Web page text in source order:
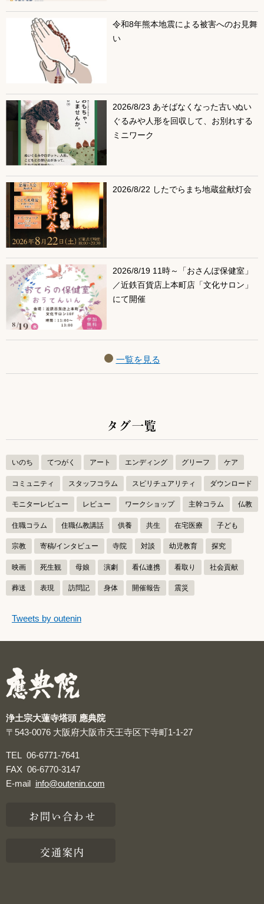
令和8年熊本地震による被害へのお見舞
い
2026/8/23 あそばなくなった古いぬい
ぐるみや人形を回収して、お別れする
ミニワーク
2026/8/22 したでらまち地蔵盆献灯会
2026/8/19 11時～「おさんぽ保健室」
／近鉄百貨店上本町店「文化サロン」
にて開催
一覧を見る
タグ一覧
いのち てつがく アート エンディング グリーフ ケア
コミュニティ スタッフコラム スピリチュアリティ ダウンロード
モニターレビュー レビュー ワークショップ 主幹コラム 仏教
住職コラム 住職仏教講話 供養 共生 在宅医療 子ども
宗教 寄稿/インタビュー 寺院 対談 幼児教育 探究
映画 死生観 母娘 演劇 看仏連携 看取り 社会貢献
葬送 表現 訪問記 身体 開催報告 震災
つぶやき
つぶやきをスキップする
Tweets by outenin
浄土宗大蓮寺塔頭 應典院
〒543-0076 大阪府大阪市天王寺区下寺町1-1-27
TEL 06-6771-7641
FAX 06-6770-3147
E-mail info@outenin.com
お問い合わせ
交通案内